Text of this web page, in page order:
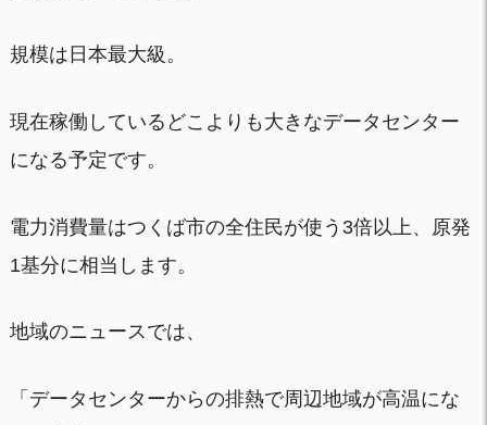
規模は日本最大級。
現在稼働しているどこよりも大きなデータセンター
になる予定です。
電力消費量はつくば市の全住民が使う3倍以上、原発
1基分に相当します。
地域のニュースでは、
「データセンターからの排熱で周辺地域が高温にな